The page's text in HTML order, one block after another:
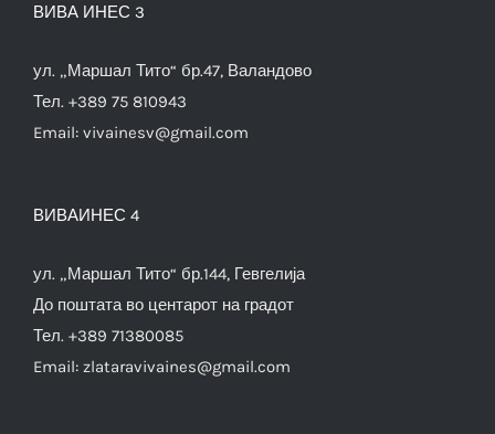
ВИВА ИНЕС 3
ул. „Маршал Тито“ бр.47, Валандово
Тел. +389 75 810943
Email: vivainesv@gmail.com
ВИВАИНЕС 4
ул. „Маршал Тито“ бр.144, Гевгелија
До поштата во центарот на градот
Тел. +389 71380085
Email: zlataravivaines@gmail.com